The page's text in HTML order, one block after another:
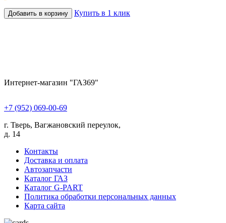
Добавить в корзину Купить в 1 клик
Интернет-магазин "ГАЗ69"
+7 (952) 069-00-69
г. Тверь, Вагжановский переулок,
д. 14
Контакты
Доставка и оплата
Автозапчасти
Каталог ГАЗ
Каталог G-PART
Политика обработки персональных данных
Карта сайта